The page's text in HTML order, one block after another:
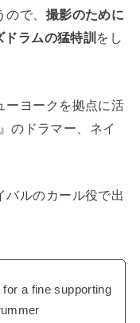
で、 撮影のために
ラムの猛特訓 をし
ーヨークを拠点に活
のドラマー、ネイ
バルのカール役で出
a fine supporting